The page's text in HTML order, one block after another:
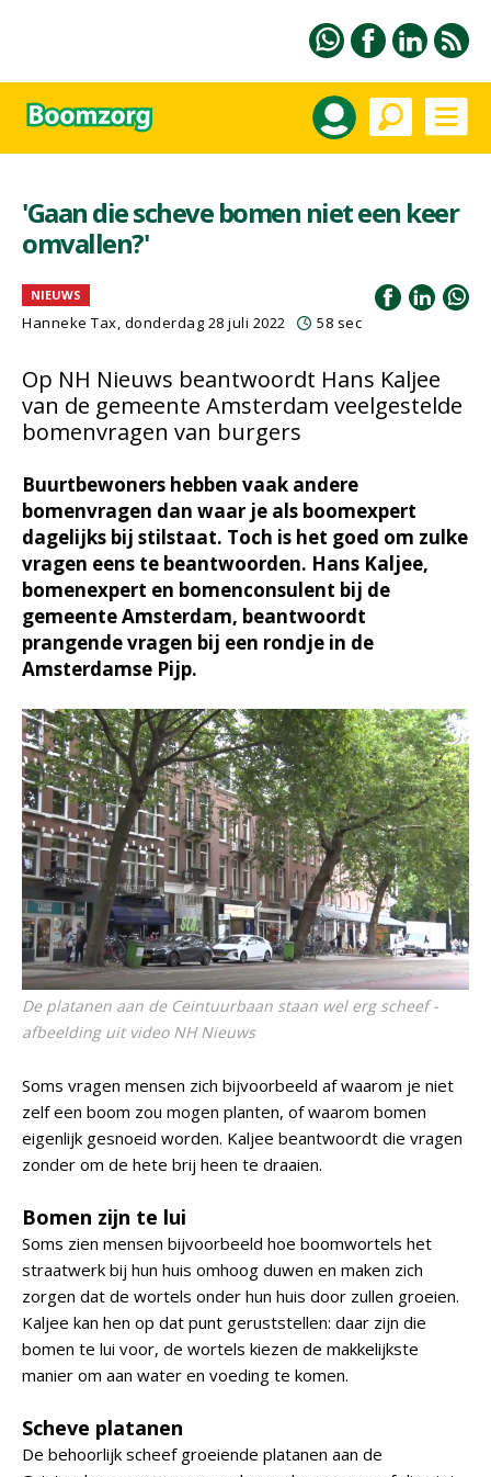
'Gaan die scheve bomen niet een keer
omvallen?'
NIEUWS
Hanneke Tax, donderdag 28 juli 2022 58 sec
Op NH Nieuws beantwoordt Hans Kaljee
van de gemeente Amsterdam veelgestelde
bomenvragen van burgers
Buurtbewoners hebben vaak andere
bomenvragen dan waar je als boomexpert
dagelijks bij stilstaat. Toch is het goed om zulke
vragen eens te beantwoorden. Hans Kaljee,
bomenexpert en bomenconsulent bij de
gemeente Amsterdam, beantwoordt
prangende vragen bij een rondje in de
Amsterdamse Pijp.
De platanen aan de Ceintuurbaan staan wel erg scheef -
afbeelding uit video NH Nieuws
Soms vragen mensen zich bijvoorbeeld af waarom je niet
zelf een boom zou mogen planten, of waarom bomen
eigenlijk gesnoeid worden. Kaljee beantwoordt die vragen
zonder om de hete brij heen te draaien.
Bomen zijn te lui
Soms zien mensen bijvoorbeeld hoe boomwortels het
straatwerk bij hun huis omhoog duwen en maken zich
zorgen dat de wortels onder hun huis door zullen groeien.
Kaljee kan hen op dat punt geruststellen: daar zijn die
bomen te lui voor, de wortels kiezen de makkelijkste
manier om aan water en voeding te komen.
Scheve platanen
De behoorlijk scheef groeiende platanen aan de